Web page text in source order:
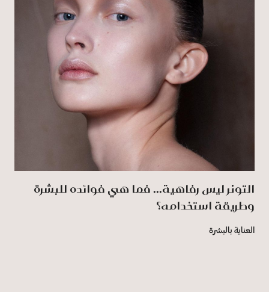
التونر ليس رفاهية... فما هي فوائده للبشرة
وطريقة استخدامه؟
العناية بالبشرة